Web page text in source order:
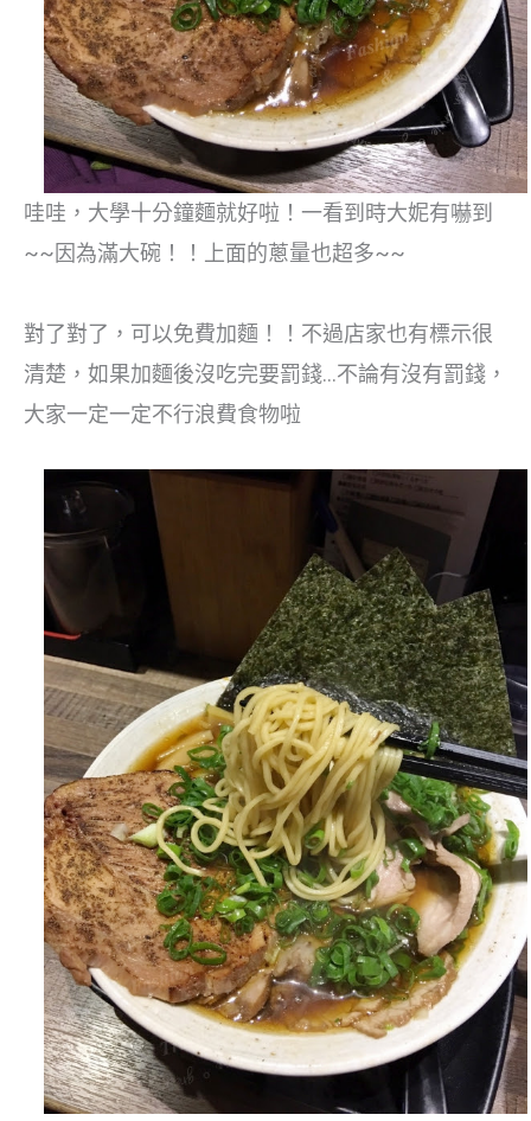
哇哇，大學十分鐘麵就好啦！一看到時大妮有嚇到
~~因為滿大碗！！上面的蔥量也超多~~
對了對了，可以免費加麵！！不過店家也有標示很
清楚，如果加麵後沒吃完要罰錢…不論有沒有罰錢，
大家一定一定不行浪費食物啦